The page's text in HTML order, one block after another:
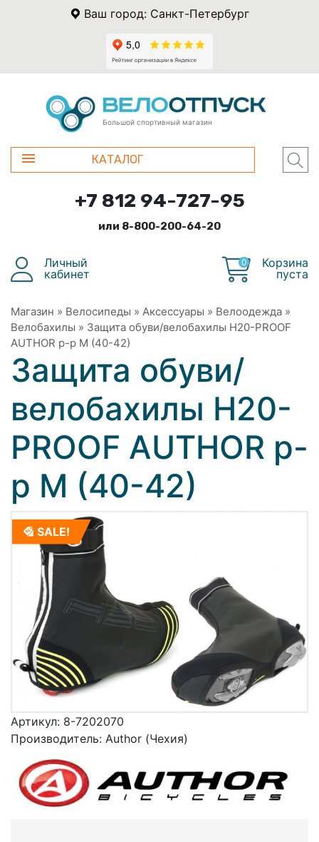
Ваш город: Санкт-Петербург
Большой спортивный магазин
КАТАЛОГ
+7 812 94-727-95
или 8-800-200-64-20
Личный
кабинет
0
Корзина
пуста
Магазин » Велосипеды » Аксессуары » Велоодежда »
Велобахилы » Защита обуви/велобахилы H20-PROOF
AUTHOR р-р M (40-42)
Защита обуви/
велобахилы H20-
PROOF AUTHOR р-
р M (40-42)
SALE!
Артикул: 8-7202070
Производитель: Author (Чехия)